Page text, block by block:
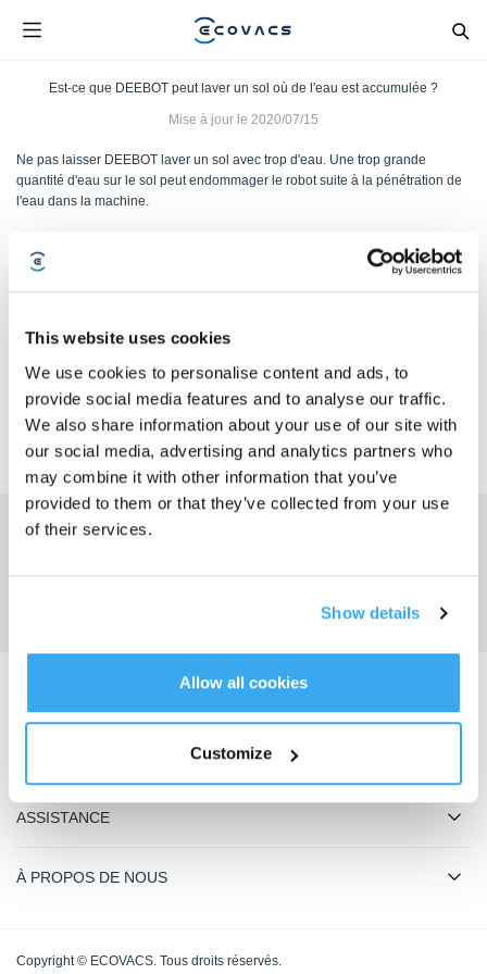
This website uses cookies
We use cookies to personalise content and ads, to
provide social media features and to analyse our traffic.
We also share information about your use of our site with
our social media, advertising and analytics partners who
may combine it with other information that you’ve
provided to them or that they’ve collected from your use
of their services.
Show details
Allow all cookies
Customize
Est-ce que DEEBOT peut laver un sol où de l'eau est accumulée ?
Mise à jour le 2020/07/15
Ne pas laisser DEEBOT laver un sol avec trop d'eau. Une trop grande
quantité d'eau sur le sol peut endommager le robot suite à la pénétration de
l'eau dans la machine.
Obtenez les dernières nouvelles d'ECOVACS
SOUMETTRE
ASSISTANCE
À PROPOS DE NOUS
Copyright © ECOVACS. Tous droits réservés.